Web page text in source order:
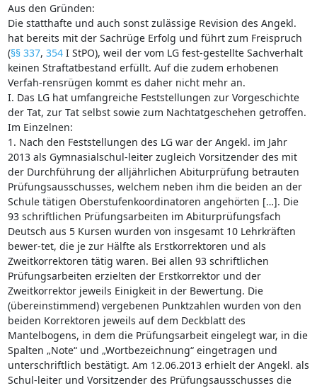
Aus den Gründen:
Die statthafte und auch sonst zulässige Revision des Angekl.
hat bereits mit der Sachrüge Erfolg und führt zum Freispruch
(§§ 337, 354I StPO), weil der vom LG fest-gestellte Sachverhalt
keinen Straftatbestand erfüllt. Auf die zudem erhobenen
Verfah-rensrügen kommt es daher nicht mehr an.
I. Das LG hat umfangreiche Feststellungen zur Vorgeschichte
der Tat, zur Tat selbst sowie zum Nachtatgeschehen getroffen.
Im Einzelnen:
1. Nach den Feststellungen des LG war der Angekl. im Jahr
2013 als Gymnasialschul-leiter zugleich Vorsitzender des mit
der Durchführung der alljährlichen Abiturprüfung betrauten
Prüfungsausschusses, welchem neben ihm die beiden an der
Schule tätigen Oberstufenkoordinatoren angehörten […]. Die
93 schriftlichen Prüfungsarbeiten im Abiturprüfungsfach
Deutsch aus 5 Kursen wurden von insgesamt 10 Lehrkräften
bewer-tet, die je zur Hälfte als Erstkorrektoren und als
Zweitkorrektoren tätig waren. Bei allen 93 schriftlichen
Prüfungsarbeiten erzielten der Erstkorrektor und der
Zweitkorrektor jeweils Einigkeit in der Bewertung. Die
(übereinstimmend) vergebenen Punktzahlen wurden von den
beiden Korrektoren jeweils auf dem Deckblatt des
Mantelbogens, in dem die Prüfungsarbeit eingelegt war, in die
Spalten „Note“ und „Wortbezeichnung“ eingetragen und
unterschriftlich bestätigt. Am 12.06.2013 erhielt der Angekl. als
Schul-leiter und Vorsitzender des Prüfungsausschusses die